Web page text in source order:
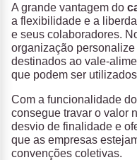
A grande vantagem do
a flexibilidade e a
e seus colaboradores.
organização
destinados ao vale-
que podem ser
Com a funcionalidade do
consegue travar o valor
desvio de finalidade e
que as empresas
convenções coletivas.